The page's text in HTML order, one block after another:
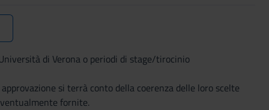
di Verona o periodi di stage/tirocinio
si terrà conto della coerenza delle loro scelte
fornite.